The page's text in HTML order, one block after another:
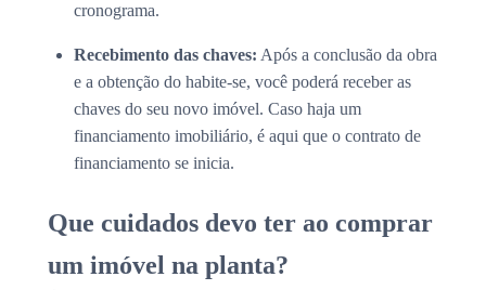
cronograma.
Recebimento das chaves: Após a conclusão da obra
e a obtenção do habite-se, você poderá receber as
chaves do seu novo imóvel. Caso haja um
financiamento imobiliário, é aqui que o contrato de
financiamento se inicia.
Que cuidados devo ter ao comprar
um imóvel na planta?